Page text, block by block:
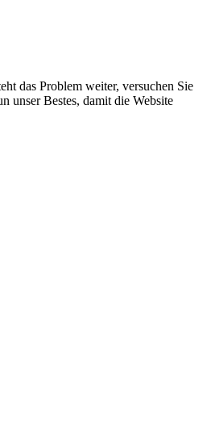
das Problem weiter, versuchen Sie
unser Bestes, damit die Website